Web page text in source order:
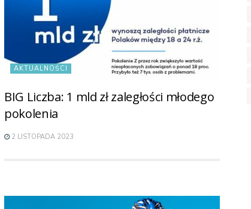
AKTUALNOŚCI
BIG Liczba: 1 mld zł zaległości młodego
pokolenia
2 LISTOPADA 2023